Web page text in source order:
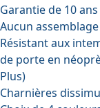
Garantie de 10 ans
Aucun
Résistant aux
de porte en
Plus)
Charnières